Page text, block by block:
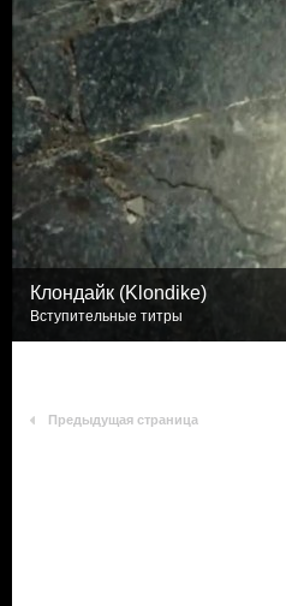
Клондайк (Klondike)
Вступительные титры
Предыдущая страница